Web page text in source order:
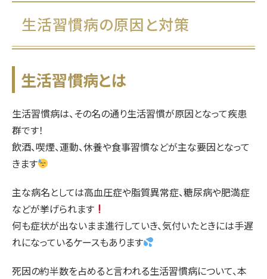
生活習慣病の原因と対策
生活習慣病とは
生活習慣病は、その名の通り生活習慣が原因となって疾患
群です！
飲酒、喫煙、運動、休養や食事習慣などが主な要因となって
きます
主な病名としては高血圧症や脂質異常症、糖尿病や肥満症
などが挙げられます
何も症状が出ないまま進行していき、気付いたときには手遅
れになっているケースもあります
死因の約半数を占めると言われる生活習慣病について、本